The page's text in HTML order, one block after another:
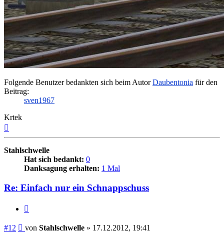
Folgende Benutzer bedankten sich beim AutorDaubentonia für den
Beitrag:
sven1967
Krtek
Stahlschwelle
Hat sich bedankt: 0
Danksagung erhalten: 1 Mal
Re: Einfach nur ein Schnappschuss
#12 Beitrag
von Stahlschwelle » 17.12.2012, 19:41